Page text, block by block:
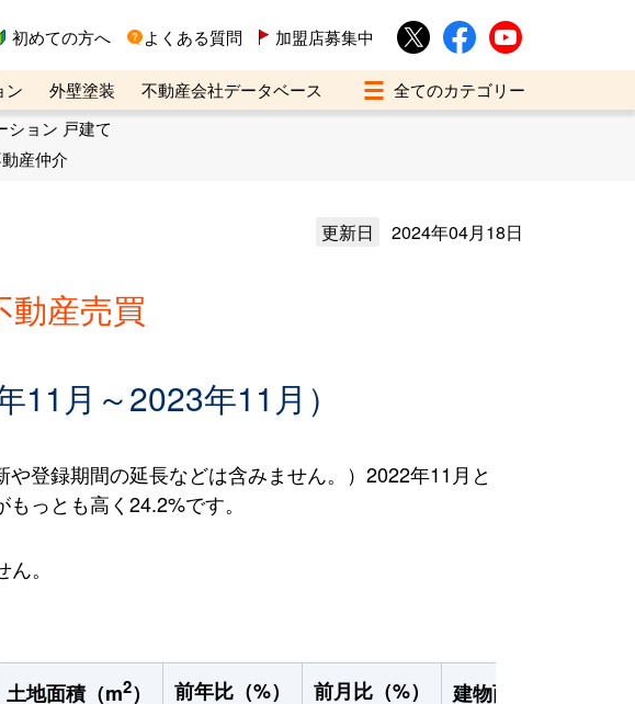
初めての方へ よくある質問 加盟店募集中
ン 外壁塗装
不動産会社データベース
相談デスク
ション 戸建て
産仲介
更新日 2024年04月18日
動産売買
月～2023年11月）
登録期間の延長などは含みません。）2022年11月と
っとも高く24.2%です。
。
土地面積（m2） 前年比（%） 前月比（%） 建物面積（m